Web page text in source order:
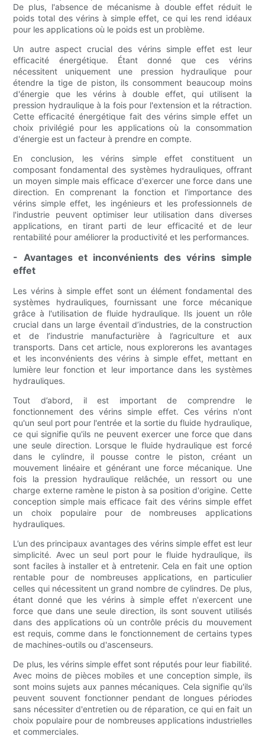
De plus, l'absence de mécanisme à double effet réduit le
poids total des vérins à simple effet, ce qui les rend idéaux
pour les applications où le poids est un problème.
Un autre aspect crucial des vérins simple effet est leur
efficacité énergétique. Étant donné que ces vérins
nécessitent uniquement une pression hydraulique pour
étendre la tige de piston, ils consomment beaucoup moins
d'énergie que les vérins à double effet, qui utilisent la
pression hydraulique à la fois pour l'extension et la rétraction.
Cette efficacité énergétique fait des vérins simple effet un
choix privilégié pour les applications où la consommation
d'énergie est un facteur à prendre en compte.
En conclusion, les vérins simple effet constituent un
composant fondamental des systèmes hydrauliques, offrant
un moyen simple mais efficace d'exercer une force dans une
direction. En comprenant la fonction et l'importance des
vérins simple effet, les ingénieurs et les professionnels de
l'industrie peuvent optimiser leur utilisation dans diverses
applications, en tirant parti de leur efficacité et de leur
rentabilité pour améliorer la productivité et les performances.
- Avantages et inconvénients des vérins simple
effet
Les vérins à simple effet sont un élément fondamental des
systèmes hydrauliques, fournissant une force mécanique
grâce à l'utilisation de fluide hydraulique. Ils jouent un rôle
crucial dans un large éventail d’industries, de la construction
et de l’industrie manufacturière à l’agriculture et aux
transports. Dans cet article, nous explorerons les avantages
et les inconvénients des vérins à simple effet, mettant en
lumière leur fonction et leur importance dans les systèmes
hydrauliques.
Tout d’abord, il est important de comprendre le
fonctionnement des vérins simple effet. Ces vérins n'ont
qu'un seul port pour l'entrée et la sortie du fluide hydraulique,
ce qui signifie qu'ils ne peuvent exercer une force que dans
une seule direction. Lorsque le fluide hydraulique est forcé
dans le cylindre, il pousse contre le piston, créant un
mouvement linéaire et générant une force mécanique. Une
fois la pression hydraulique relâchée, un ressort ou une
charge externe ramène le piston à sa position d'origine. Cette
conception simple mais efficace fait des vérins simple effet
un choix populaire pour de nombreuses applications
hydrauliques.
L’un des principaux avantages des vérins simple effet est leur
simplicité. Avec un seul port pour le fluide hydraulique, ils
sont faciles à installer et à entretenir. Cela en fait une option
rentable pour de nombreuses applications, en particulier
celles qui nécessitent un grand nombre de cylindres. De plus,
étant donné que les vérins à simple effet n'exercent une
force que dans une seule direction, ils sont souvent utilisés
dans des applications où un contrôle précis du mouvement
est requis, comme dans le fonctionnement de certains types
de machines-outils ou d'ascenseurs.
De plus, les vérins simple effet sont réputés pour leur fiabilité.
Avec moins de pièces mobiles et une conception simple, ils
sont moins sujets aux pannes mécaniques. Cela signifie qu'ils
peuvent souvent fonctionner pendant de longues périodes
sans nécessiter d'entretien ou de réparation, ce qui en fait un
choix populaire pour de nombreuses applications industrielles
et commerciales.